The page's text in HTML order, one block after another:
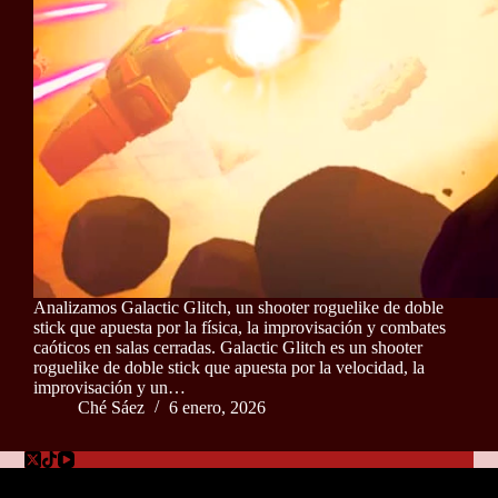
Analizamos Galactic Glitch, un shooter roguelike de doble
stick que apuesta por la física, la improvisación y combates
caóticos en salas cerradas. Galactic Glitch es un shooter
roguelike de doble stick que apuesta por la velocidad, la
improvisación y un…
Ché Sáez
6 enero, 2026